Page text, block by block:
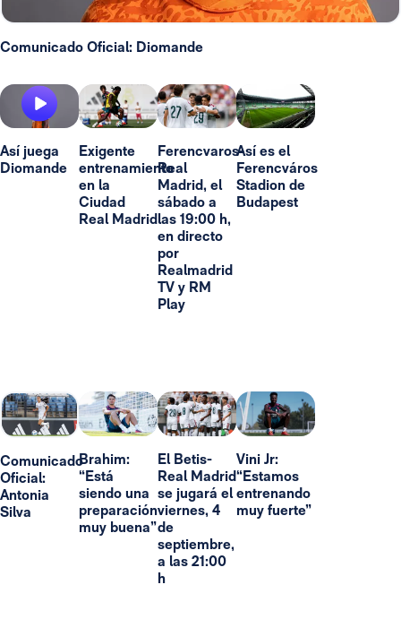
Comunicado Oficial: Diomande
Así juega
Diomande
Exigente
entrenamiento
en la
Ciudad
Real Madrid
Ferencvaros-
Real
Madrid, el
sábado a
las 19:00 h,
en directo
por
Realmadrid
TV y RM
Play
Así es el
Ferencváros
Stadion de
Budapest
Comunicado
Oficial:
Antonia
Silva
Brahim:
“Está
siendo una
preparación
muy buena”
El Betis-
Real Madrid
se jugará el
viernes, 4
de
septiembre,
a las 21:00
h
Vini Jr:
“Estamos
entrenando
muy fuerte”